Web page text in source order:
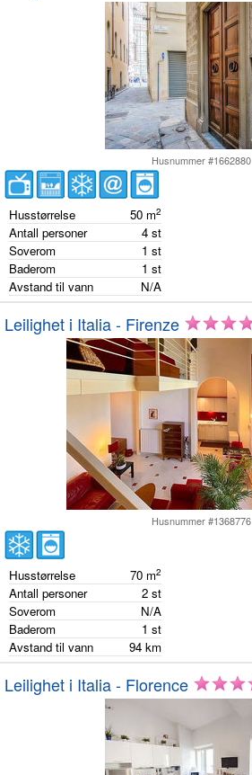
Husnummer #1662880
Husstørrelse 50 m2
Antall personer 4 st
Soverom
1 st
Baderom
1 st
Avstand til vann
N/A
Leilighet i Italia - Firenze
Husnummer #1368776
Husstørrelse 70 m2
Antall personer 2 st
Soverom
N/A
Baderom
1 st
Avstand til vann
94 km
Leilighet i Italia - Florence